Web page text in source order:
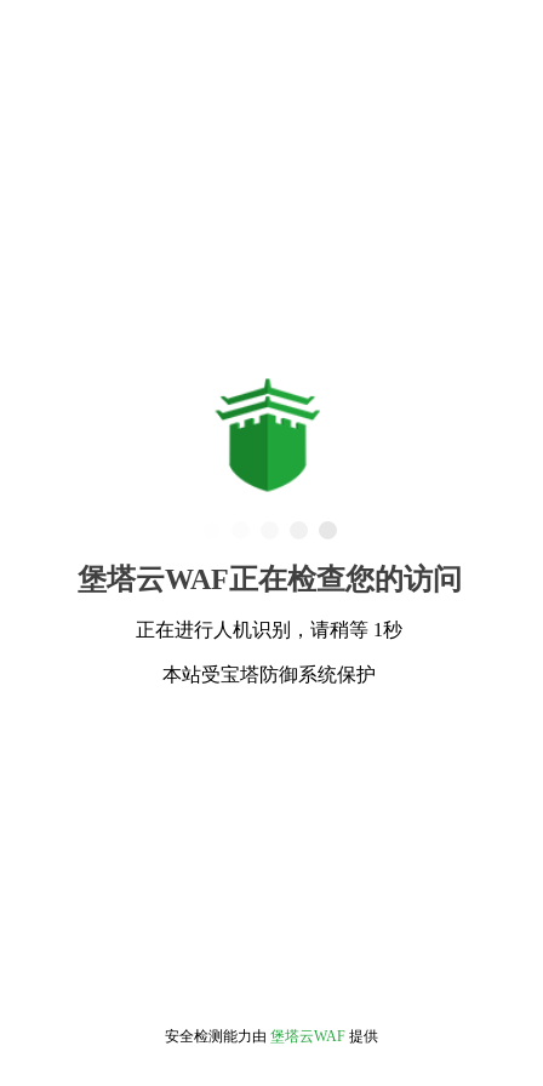
堡塔云WAF正在检查您的访问
正在进行人机识别，请稍等 1秒
本站受宝塔防御系统保护
安全检测能力由 堡塔云WAF 提供